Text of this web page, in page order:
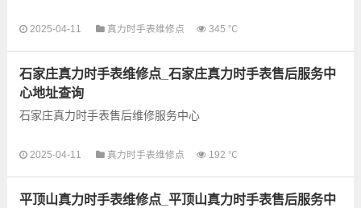
以下是古锋网为您整理的武汉真力时手表售后服务网点和优质维
2025-04-11 真力时手表维修点 345 ℃
石家庄真力时手表维修点_石家庄真力时手表售后服务中
心地址查询
石家庄真力时手表售后维修服务中心
以下是古锋网为您整理的石家庄真力时手表售后服务网点和优质
2025-04-11 真力时手表维修点 192 ℃
平顶山真力时手表维修点_平顶山真力时手表售后服务中